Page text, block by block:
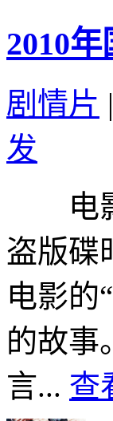
2010
剧情片 |
发
电影
盗版碟
电影的
的故事
言... 查